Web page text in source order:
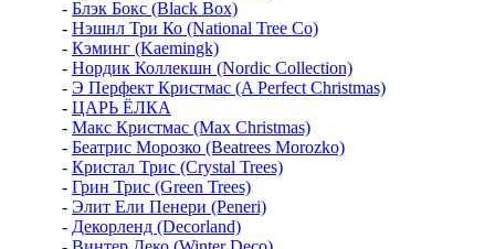
- Блэк Бокс (Black Box)
- Нэшнл Три Ко (National Tree Co)
- Кэминг (Kaemingk)
- Нордик Коллекшн (Nordic Collection)
- Э Перфект Кристмас (A Perfect Christmas)
- ЦАРЬ ЁЛКА
- Макс Кристмас (Max Christmas)
- Беатрис Морозко (Beatrees Morozko)
- Кристал Трис (Crystal Trees)
- Грин Трис (Green Trees)
- Элит Ели Пенери (Peneri)
- Декорленд (Decorland)